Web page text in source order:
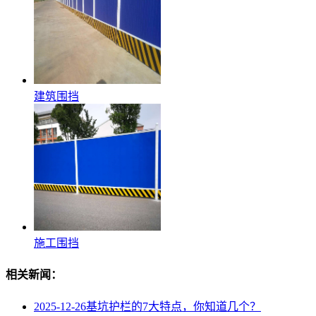
建筑围挡
施工围挡
相关新闻：
2025-12-26基坑护栏的7大特点，你知道几个？